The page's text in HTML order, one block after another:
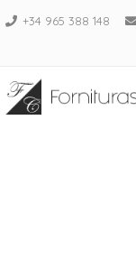
Saltar+34 965 388 148